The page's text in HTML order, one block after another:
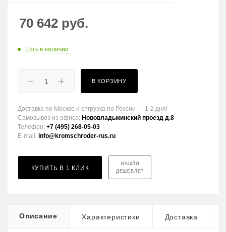
70 642 руб.
Есть в наличии
В КОРЗИНУ
Доставка по Москве и отгрузка по России — 1-2 дня!
Самовывоз из офиса: Нововладыкинский проезд д.8
Телефон: +7 (495) 268-05-03
E-mail: info@kromschroder-rus.ru
КУПИТЬ В 1 КЛИК
НАШЛИ
ДЕШЕВЛЕ?
Описание Характеристики Доставка